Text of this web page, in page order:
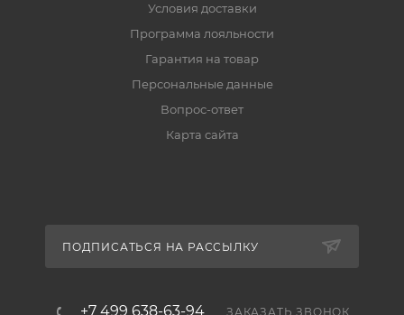
Условия доставки
Программа лояльности
Гарантия на товар
Персональные данные
Вопрос-ответ
Карта сайта
ПОДПИСАТЬСЯ НА РАССЫЛКУ
+7 499 638-63-94 ЗАКАЗАТЬ ЗВОНОК